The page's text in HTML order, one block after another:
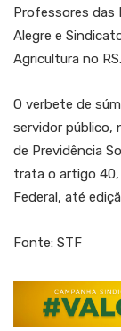
Professores das
Alegre e
Agricultura no RS.
O verbete de
servidor público,
de Previdência
trata o artigo 40,
Federal, até
Fonte: STF